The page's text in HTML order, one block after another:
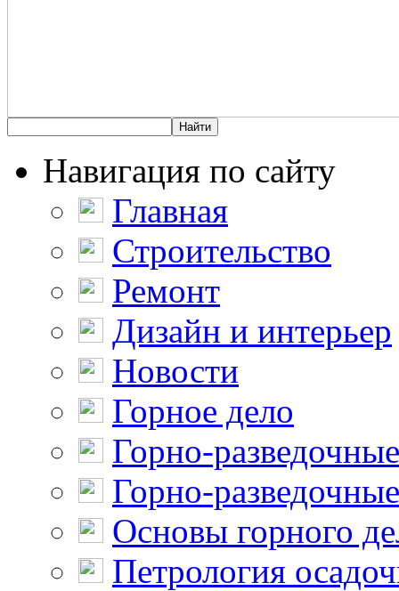
Навигация по сайту
Главная
Строительство
Ремонт
Дизайн и интерьер
Новости
Горное дело
Горно-
Горно-
Основы горного
Петрология